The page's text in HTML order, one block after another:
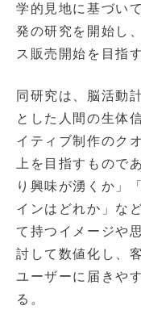
学的見地に基づい
発の研究を開始し
ス販売開始を目指
同研究は、脳活動
とした人間の生体
イティブ制作のク
上を目指すもので
り興味が湧くか」
インはどれか」な
て持つイメージや
討して数値化し、
ユーザーに届きや
る。